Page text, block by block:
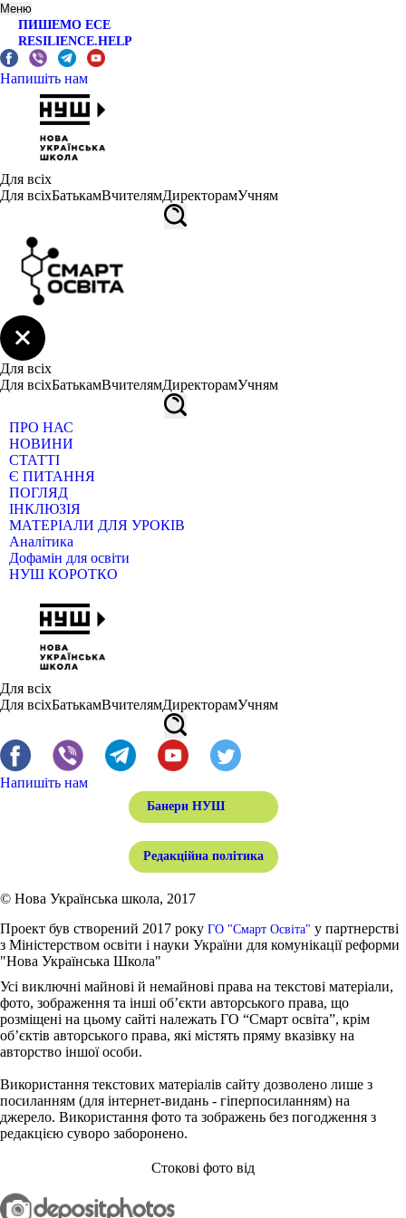
Меню
ПИШЕМО ЕСЕ
RESILIENCE.HELP
Напишіть нам
Для всіх
Для всіхБатькамВчителямДиректорамУчням
Для всіх
Для всіхБатькамВчителямДиректорамУчням
ПРО НАС
НОВИНИ
СТАТТІ
Є ПИТАННЯ
ПОГЛЯД
ІНКЛЮЗІЯ
МАТЕРІАЛИ ДЛЯ УРОКІВ
Аналітика
Дофамін для освіти
НУШ КОРОТКО
Для всіх
Для всіхБатькамВчителямДиректорамУчням
Напишіть нам
Банери НУШ
Редакційна політика
© Нова Українська школа, 2017
Проект був створений 2017 року ГО "Смарт Освіта" у партнерстві
з Міністерством освіти і науки України для комунікації реформи
"Нова Українська Школа"
Усі виключні майнові й немайнові права на текстові матеріали,
фото, зображення та інші об’єкти авторського права, що
розміщені на цьому сайті належать ГО “Смарт освіта”, крім
об’єктів авторського права, які містять пряму вказівку на
авторство іншої особи.
Використання текстових матеріалів сайту дозволено лише з
посиланням (для інтернет-видань - гіперпосиланням) на
джерело. Використання фото та зображень без погодження з
редакцією суворо заборонено.
Стокові фото від